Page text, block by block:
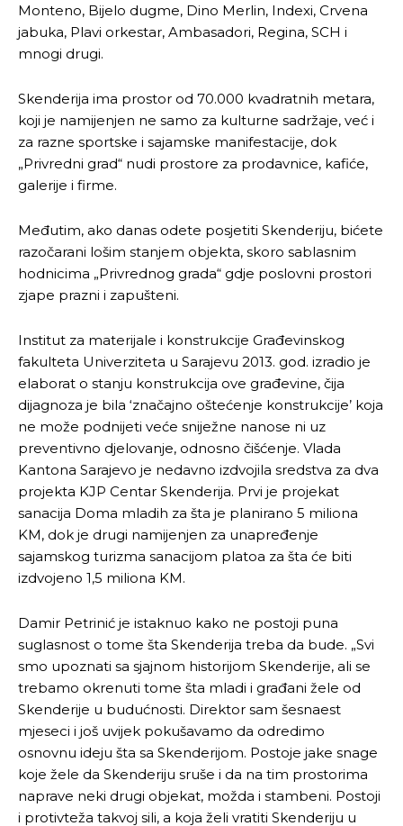
Monteno, Bijelo dugme, Dino Merlin, Indexi, Crvena
jabuka, Plavi orkestar, Ambasadori, Regina, SCH i
mnogi drugi.
Skenderija ima prostor od 70.000 kvadratnih metara,
koji je namijenjen ne samo za kulturne sadržaje, već i
za razne sportske i sajamske manifestacije, dok
„Privredni grad“ nudi prostore za prodavnice, kafiće,
galerije i firme.
Međutim, ako danas odete posjetiti Skenderiju, bićete
razočarani lošim stanjem objekta, skoro sablasnim
hodnicima „Privrednog grada“ gdje poslovni prostori
zjape prazni i zapušteni.
Institut za materijale i konstrukcije Građevinskog
fakulteta Univerziteta u Sarajevu 2013. god. izradio je
elaborat o stanju konstrukcija ove građevine, čija
dijagnoza je bila ‘značajno oštećenje konstrukcije’ koja
ne može podnijeti veće sniježne nanose ni uz
preventivno djelovanje, odnosno čišćenje. Vlada
Kantona Sarajevo je nedavno izdvojila sredstva za dva
projekta KJP Centar Skenderija. Prvi je projekat
sanacija Doma mladih za šta je planirano 5 miliona
KM, dok je drugi namijenjen za unapređenje
sajamskog turizma sanacijom platoa za šta će biti
izdvojeno 1,5 miliona KM.
Damir Petrinić je istaknuo kako ne postoji puna
suglasnost o tome šta Skenderija treba da bude. „Svi
smo upoznati sa sjajnom historijom Skenderije, ali se
trebamo okrenuti tome šta mladi i građani žele od
Skenderije u budućnosti. Direktor sam šesnaest
mjeseci i još uvijek pokušavamo da odredimo
osnovnu ideju šta sa Skenderijom. Postoje jake snage
koje žele da Skenderiju sruše i da na tim prostorima
naprave neki drugi objekat, možda i stambeni. Postoji
i protivteža takvoj sili, a koja želi vratiti Skenderiju u